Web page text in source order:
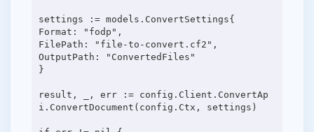
settings := models.ConvertSettings{
Format: "fodp",
FilePath: "file-to-convert.cf2",
OutputPath: "ConvertedFiles"
}
result, _, err := config.Client.ConvertAp
i.ConvertDocument(config.Ctx, settings)